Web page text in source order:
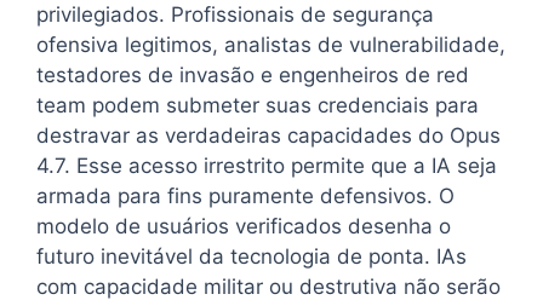
privilegiados. Profissionais de segurança
ofensiva legitimos, analistas de vulnerabilidade,
testadores de invasão e engenheiros de red
team podem submeter suas credenciais para
destravar as verdadeiras capacidades do Opus
4.7. Esse acesso irrestrito permite que a IA seja
armada para fins puramente defensivos. O
modelo de usuários verificados desenha o
futuro inevitável da tecnologia de ponta. IAs
com capacidade militar ou destrutiva não serão